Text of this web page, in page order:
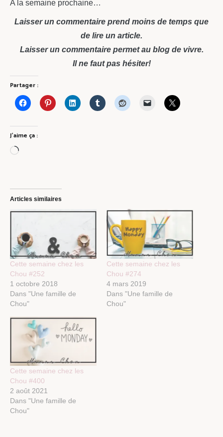
A la semaine prochaine…
Laisser un commentaire prend moins de temps que
de lire un article.
Laisser un commentaire permet au blog de vivre.
Il ne faut pas hésiter!
Partager :
J’aime ça :
Chargement…
Articles similaires
Cette semaine chez les
Chou #252
1 octobre 2018
Dans "Une famille de
Chou"
Cette semaine chez les
Chou #274
4 mars 2019
Dans "Une famille de
Chou"
Cette semaine chez les
Chou #400
2 août 2021
Dans "Une famille de
Chou"